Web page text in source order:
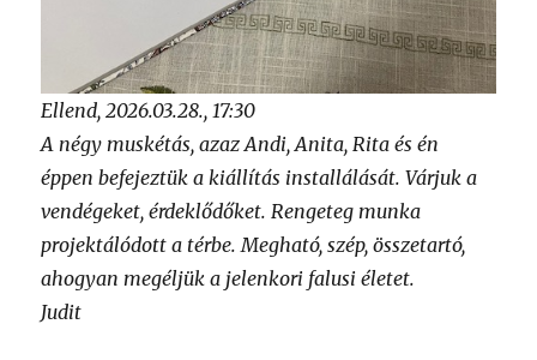
Ellend, 2026.03.28., 17:30
A négy muskétás, azaz Andi, Anita, Rita és én
éppen befejeztük a kiállítás installálását. Várjuk a
vendégeket, érdeklődőket. Rengeteg munka
projektálódott a térbe. Megható, szép, összetartó,
ahogyan megéljük a jelenkori falusi életet.
Judit